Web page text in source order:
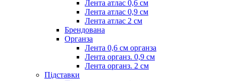
Лента атлас 0,6 см
Лента атлас 0,9 см
Лента атлас 2 см
Брендована
Органза
Лента 0,6 см органза
Лента органз. 0,9 см
Лента органз. 2 см
Підставки